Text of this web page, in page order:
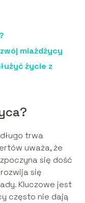
miażdżycy
życie z
trwa
uważa, że
się dość
się
Kluczowe jest
często nie dają